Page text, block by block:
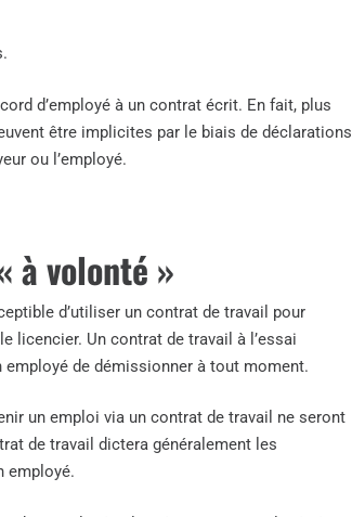
d’employé à un contrat écrit. En fait, plus
être implicites par le biais de déclarations
ou l’employé.
à volonté »
d’utiliser un contrat de travail pour
licencier. Un contrat de travail à l’essai
employé de démissionner à tout moment.
un emploi via un contrat de travail ne seront
de travail dictera généralement les
employé.